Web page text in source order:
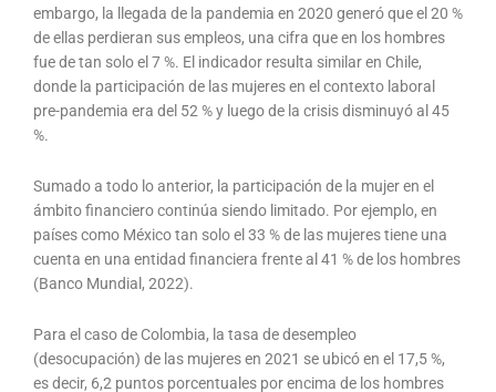
embargo, la llegada de la pandemia en 2020 generó que el 20 %
de ellas perdieran sus empleos, una cifra que en los hombres
fue de tan solo el 7 %. El indicador resulta similar en Chile,
donde la participación de las mujeres en el contexto laboral
pre-pandemia era del 52 % y luego de la crisis disminuyó al 45
%.
Sumado a todo lo anterior, la participación de la mujer en el
ámbito financiero continúa siendo limitado. Por ejemplo, en
países como México tan solo el 33 % de las mujeres tiene una
cuenta en una entidad financiera frente al 41 % de los hombres
(Banco Mundial, 2022).
Para el caso de Colombia, la tasa de desempleo
(desocupación) de las mujeres en 2021 se ubicó en el 17,5 %,
es decir, 6,2 puntos porcentuales por encima de los hombres